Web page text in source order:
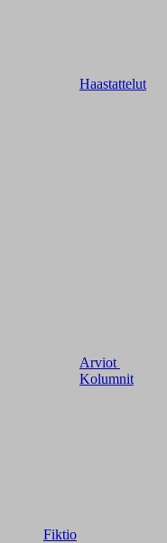
Haastattelut
Arviot
Kolumnit
Fiktio